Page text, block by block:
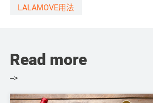
LALAMOVE用法
Read more
-->